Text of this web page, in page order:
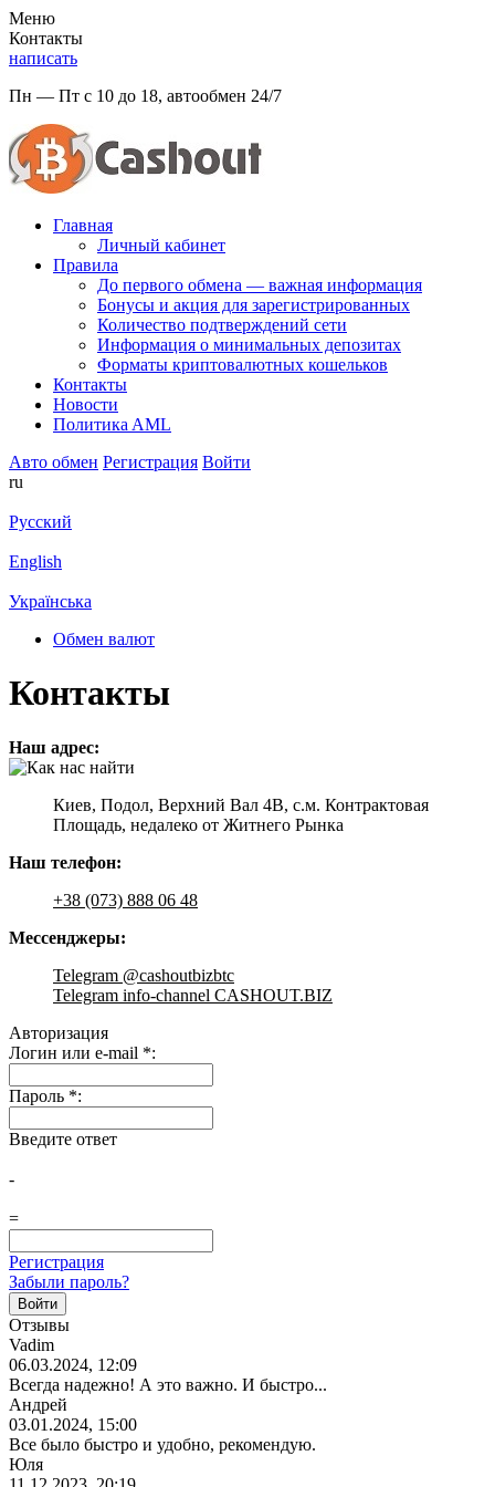
Меню
Контакты
написать
Пн — Пт с 10 до 18, автообмен 24/7
Главная
Личный кабинет
Правила
До первого обмена — важная информация
Бонусы и акция для зарегистрированных
Количество подтверждений сети
Информация о минимальных депозитах
Форматы криптовалютных кошельков
Контакты
Новости
Политикa AML
Авто обмен Регистрация Войти
ru
Русский
English
Українська
Обмен валют
Контакты
Наш адрес:
Киев, Подол, Верхний Вал 4В, с.м. Контрактовая
Площадь, недалеко от Житнего Рынка
Наш телефон:
+38 (073) 888 06 48
Мессенджеры:
Telegram @cashoutbizbtc
Telegram info-channel CASHOUT.BIZ
Авторизация
Логин или e-mail *:
Пароль *:
Введите ответ
-
=
Регистрация
Забыли пароль?
Отзывы
Vadim
06.03.2024, 12:09
Всегда надежно! А это важно. И быстро...
Андрей
03.01.2024, 15:00
Все было быстро и удобно, рекомендую.
Юля